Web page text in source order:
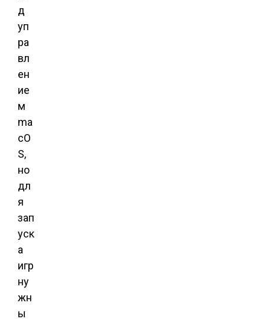
д
уп
ра
вл
ен
ие
м
ma
cO
S,
но
дл
я
зап
уск
а
игр
ну
жн
ы